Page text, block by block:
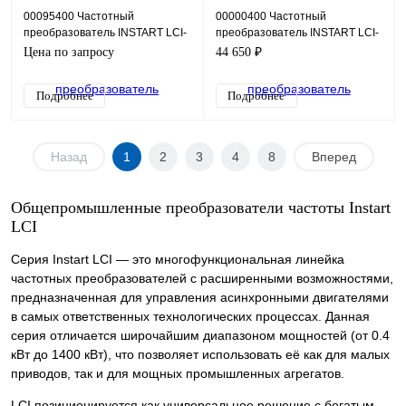
00095400 Частотный
преобразователь INSTART LCI-
G280-6, 660В, 280кВт, 520А
Цена по запросу
Подробнее
00000400 Частотный
преобразователь INSTART LCI-
G4.0-4B IP54, 380В, 8,5А, IP54
44 650 ₽
Подробнее
Назад 1 2 3 4 8 Вперед
Общепромышленные преобразователи частоты Instart
LCI
Серия Instart LCI — это многофункциональная линейка
частотных преобразователей с расширенными возможностями,
предназначенная для управления асинхронными двигателями
в самых ответственных технологических процессах. Данная
серия отличается широчайшим диапазоном мощностей (от 0.4
кВт до 1400 кВт), что позволяет использовать её как для малых
приводов, так и для мощных промышленных агрегатов.